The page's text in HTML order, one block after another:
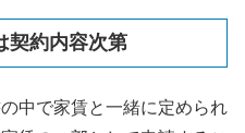
契約内容次第
中で家賃と一緒に定められ